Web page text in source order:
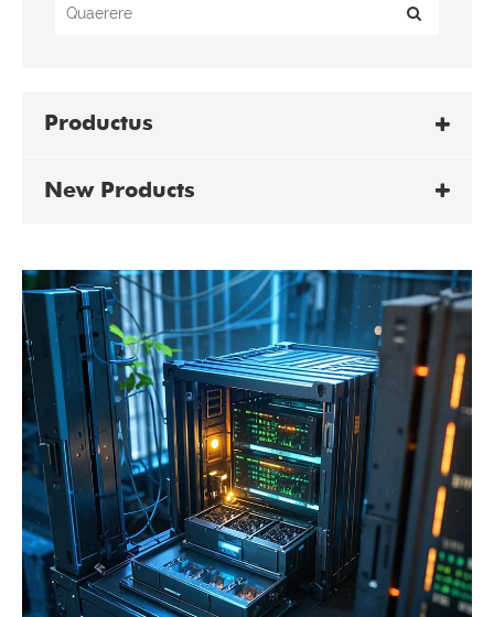
Productus
New Products